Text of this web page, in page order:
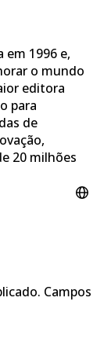
1996 e,
o mundo
editora
para
de
20 milhões
Campos